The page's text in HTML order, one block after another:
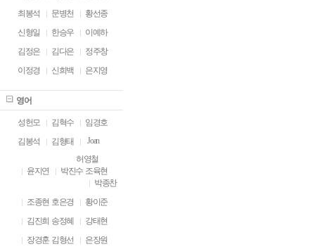
최봉석
문병천
황선종
신형일
한승우
이예하
김정은
김다은
정주창
이정경
신희백 은지영
영어
성헌모 김혁수
임경호
김봉석
김형태
Joan
허영철
윤지연
박진수 조육현
박종찬
조종현 호은경
황이준
김진희 송정혜
강태현
장경훈 김형선 은장원